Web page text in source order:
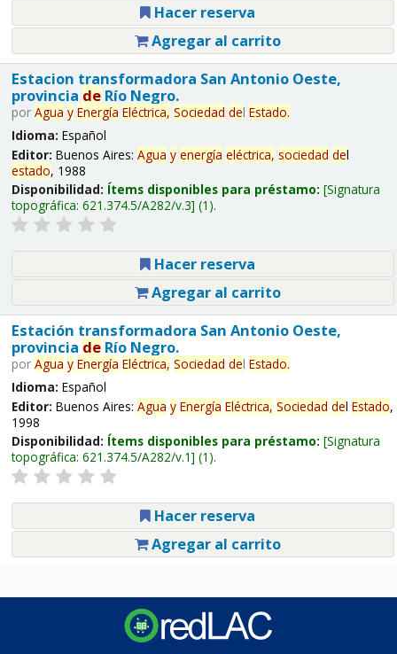
Hacer reserva
Agregar al carrito
Estacion transformadora San Antonio Oeste,
provincia deRío Negro.
por Agua y Energía Eléctrica, Sociedad del Estado.
Idioma: Español
Editor: Buenos Aires: Agua y energía eléctrica, sociedad del
estado, 1988
Disponibilidad: Ítems disponibles para préstamo: Signatura
topográfica: 621.374.5/A282/v.3 (1).
Hacer reserva
Agregar al carrito
Estación transformadora San Antonio Oeste,
provincia deRío Negro.
por Agua y Energía Eléctrica, Sociedad del Estado.
Idioma: Español
Editor: Buenos Aires: Agua y Energía Eléctrica, Sociedad del Estado,
1998
Disponibilidad: Ítems disponibles para préstamo: Signatura
topográfica: 621.374.5/A282/v.1 (1).
Hacer reserva
Agregar al carrito